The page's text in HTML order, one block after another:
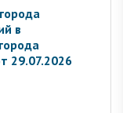
в
29.07.2026